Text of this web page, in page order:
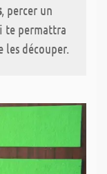
, percer un
te permattra
les découper.